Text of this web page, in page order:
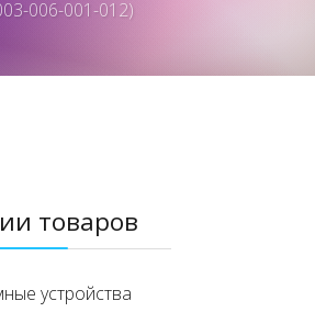
006-001-012)
товаров
устройства